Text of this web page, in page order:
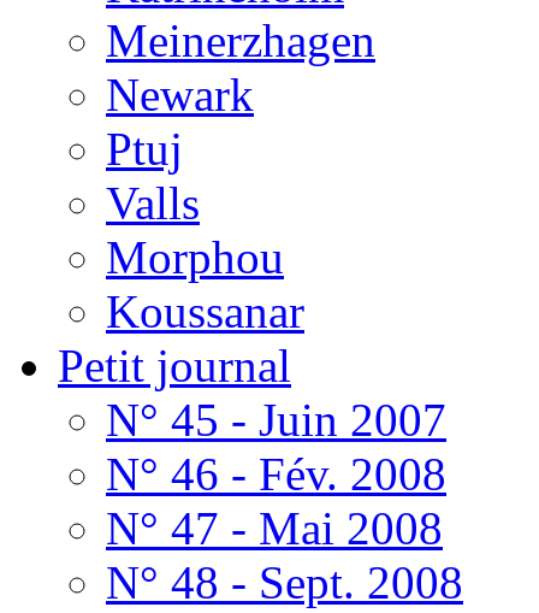
Meinerzhagen
Newark
Ptuj
Valls
Morphou
Koussanar
Petit journal
N° 45 - Juin 2007
N° 46 - Fév. 2008
N° 47 - Mai 2008
N° 48 - Sept. 2008